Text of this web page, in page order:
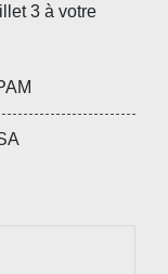
3 à votre